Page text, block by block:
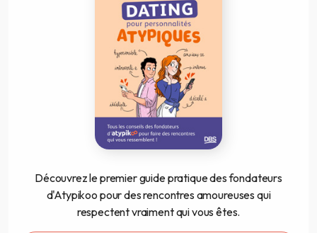
Découvrez le premier guide pratique des fondateurs
d'Atypikoo pour des rencontres amoureuses qui
respectent vraiment qui vous êtes.